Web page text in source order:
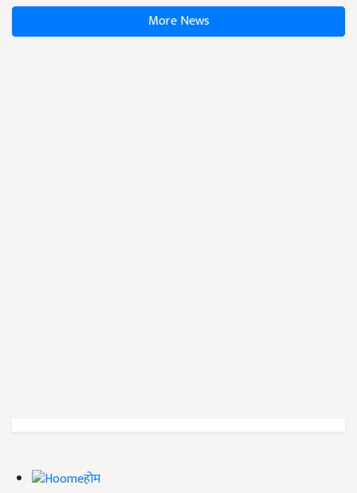
More News
होम